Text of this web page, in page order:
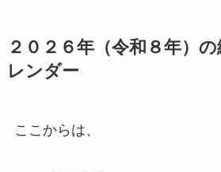
２０２６年（令和８年）
レンダー
ここからは、